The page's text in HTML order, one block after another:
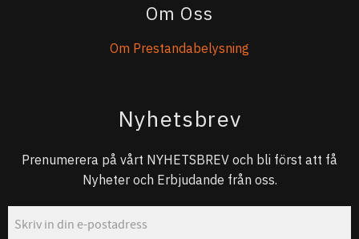
Om Oss
Om Prestandabelysning
Nyhetsbrev
Prenumerera på vårt NYHETSBREV och bli först att få
Nyheter och Erbjudande från oss.